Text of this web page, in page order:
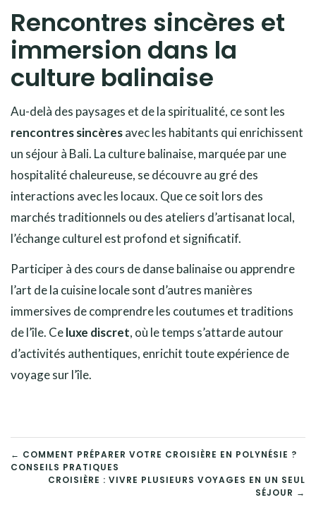
Rencontres sincères et
immersion dans la
culture balinaise
Au-delà des paysages et de la spiritualité, ce sont les
rencontres sincèresavec les habitants qui enrichissent
un séjour à Bali. La culture balinaise, marquée par une
hospitalité chaleureuse, se découvre au gré des
interactions avec les locaux. Que ce soit lors des
marchés traditionnels ou des ateliers d’artisanat local,
l’échange culturel est profond et significatif.
Participer à des cours de danse balinaise ou apprendre
l’art de la cuisine locale sont d’autres manières
immersives de comprendre les coutumes et traditions
de l’île. Celuxe discret, où le temps s’attarde autour
d’activités authentiques, enrichit toute expérience de
voyage sur l’île.
NAVIGATION
← COMMENT PRÉPARER VOTRE CROISIÈRE EN POLYNÉSIE ?
CONSEILS PRATIQUES
CROISIÈRE : VIVRE PLUSIEURS VOYAGES EN UN SEUL
SÉJOUR →